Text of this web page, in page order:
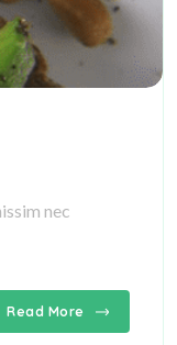
nec
Read More